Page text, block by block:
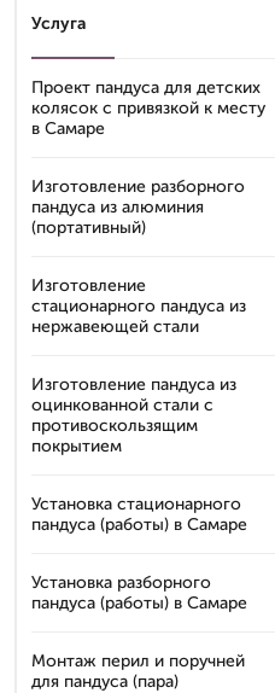
Услуга
Проект пандуса для детских
колясок с привязкой к месту
в Самаре
Изготовление разборного
пандуса из алюминия
(портативный)
Изготовление
стационарного пандуса из
нержавеющей стали
Изготовление пандуса из
оцинкованной стали с
противоскользящим
покрытием
Установка стационарного
пандуса (работы) в Самаре
Установка разборного
пандуса (работы) в Самаре
Монтаж перил и поручней
для пандуса (пара)